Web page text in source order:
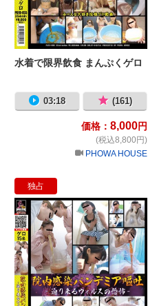
水着で限界飲食 まんぷくゲロ
03:18 (161)
価格： 8,000円
(税込8,800円)
PHOWA HOUSE
独占